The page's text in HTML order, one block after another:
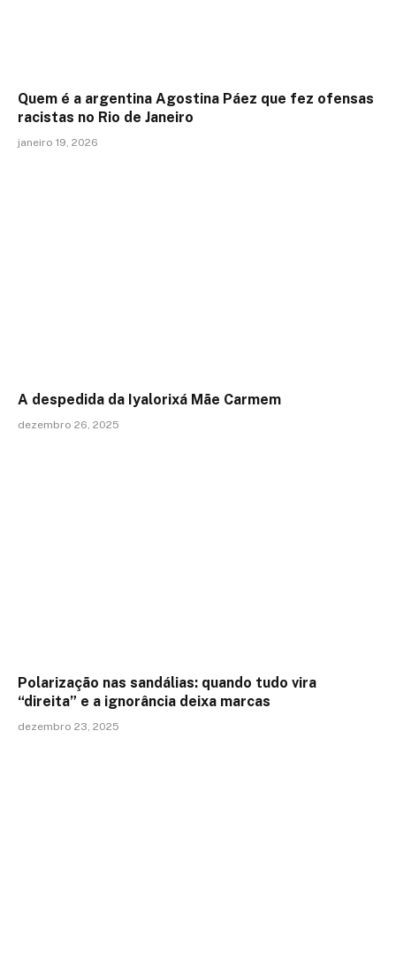
Quem é a argentina Agostina Páez que fez ofensas
racistas no Rio de Janeiro
janeiro 19, 2026
A despedida da Iyalorixá Mãe Carmem
dezembro 26, 2025
Polarização nas sandálias: quando tudo vira
“direita” e a ignorância deixa marcas
dezembro 23, 2025